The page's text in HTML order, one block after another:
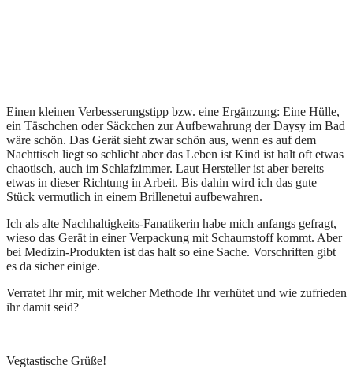
Einen kleinen Verbesserungstipp bzw. eine Ergänzung: Eine Hülle,
ein Täschchen oder Säckchen zur Aufbewahrung der Daysy im Bad
wäre schön. Das Gerät sieht zwar schön aus, wenn es auf dem
Nachttisch liegt so schlicht aber das Leben ist Kind ist halt oft etwas
chaotisch, auch im Schlafzimmer. Laut Hersteller ist aber bereits
etwas in dieser Richtung in Arbeit. Bis dahin wird ich das gute
Stück vermutlich in einem Brillenetui aufbewahren.
Ich als alte Nachhaltigkeits-Fanatikerin habe mich anfangs gefragt,
wieso das Gerät in einer Verpackung mit Schaumstoff kommt. Aber
bei Medizin-Produkten ist das halt so eine Sache. Vorschriften gibt
es da sicher einige.
Verratet Ihr mir, mit welcher Methode Ihr verhütet und wie zufrieden
ihr damit seid?
Vegtastische Grüße!